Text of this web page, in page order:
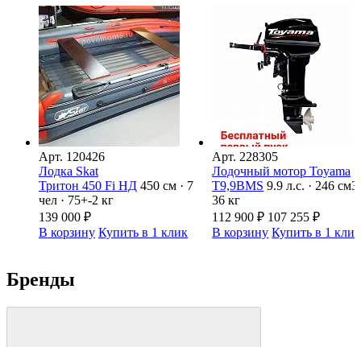
Арт. 120426
Лодка Skat
Тритон 450 Fi НД 450 см · 7
чел · 75+-2 кг
139 000 ₽
В корзину Купить в 1 клик
Арт.228305
Лодочный мотор Toyama
T9,9BMS 9.9 л.с. · 246 см3
36 кг
112 900₽ 107 255₽
В корзину Купить в 1 клик
Бренды